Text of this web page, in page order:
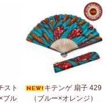
アクセサリーコーナー新
製品～
！～キテンゲ◇ハイクオ
ンの技×アフリカの色』
荷！
スト
ブル
キテンゲ 扇子 429
（ブルー×オレンジ）